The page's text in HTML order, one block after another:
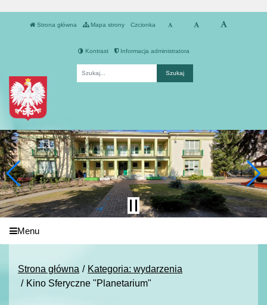
Strona główna Mapa strony Czcionka
Kontrast Informacja administratora
Menu
Strona główna
Kategoria: wydarzenia
Kino Sferyczne "Planetarium"